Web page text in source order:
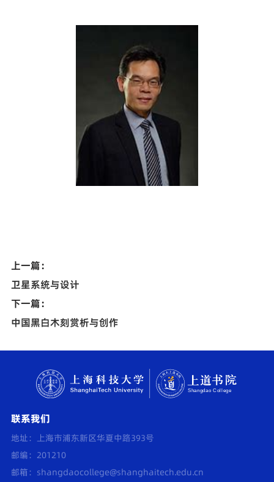
上一篇：
卫星系统与设计
下一篇：
中国黑白木刻赏析与创作
联系我们
地址：上海市浦东新区华夏中路393号
邮编：201210
邮箱： shangdaocollege@shanghaitech.edu.cn